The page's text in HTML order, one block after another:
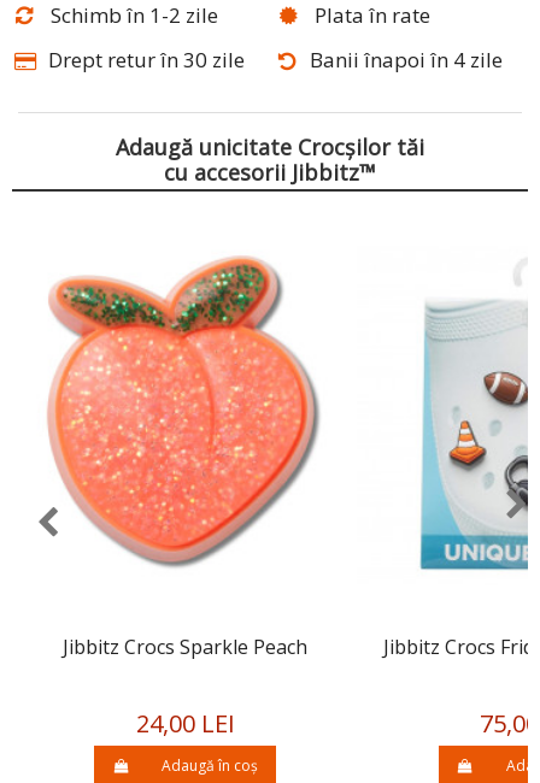
Schimb în 1-2 zile
Plata în rate
Drept retur în 30 zile
Banii înapoi în 4 zile
Adaugă unicitate Crocșilor tăi
cu accesorii Jibbitz™
Jibbitz Crocs Sparkle Peach
24,00 LEI
Adaugă în coș
Jibbitz Crocs